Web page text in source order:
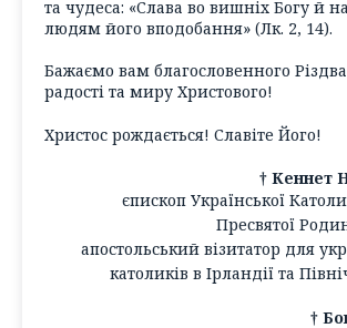
та чудеса: «Слава во вишніх Богу й
людям його вподобання» (Лк. 2, 14).
Бажаємо вам благословенного
радості та миру Христового!
Христос рождається! Славіте Його!
† Кеннет
єпископ Української
Пресвятої
апостольський візитатор для
католиків в Ірландії та
†